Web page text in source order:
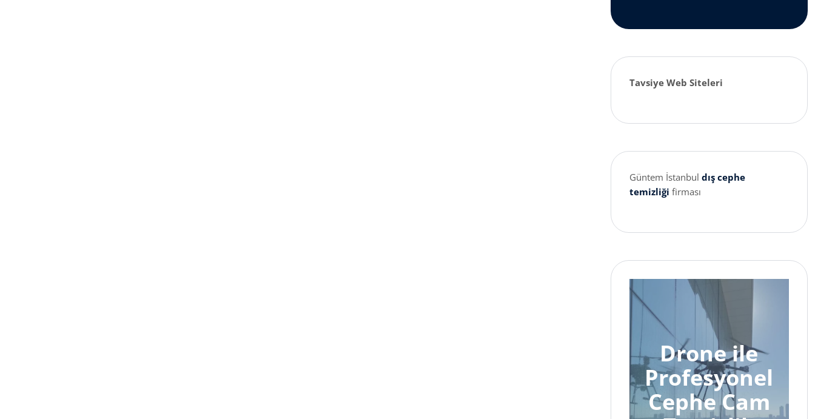
Tavsiye Web Siteleri
Güntem İstanbul dış cephe
temizliği firması
Drone ile
Profesyonel
Cephe Cam